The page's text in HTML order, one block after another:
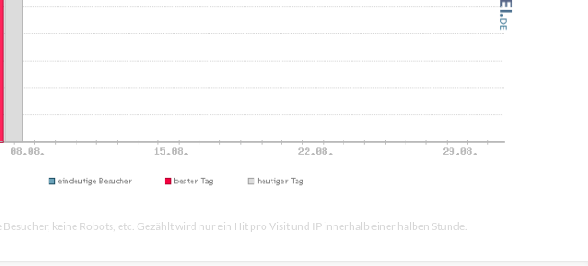
keine Robots, etc. Gezählt wird nur ein Hit pro Visit und IP innerhalb einer halben Stunde.